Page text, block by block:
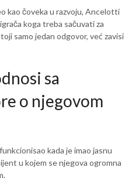
kao čoveka u razvoju, Ancelotti
koga treba sačuvati za
samo jedan odgovor, već zavisi
sa
o njegovom
kada je imao jasnu
u kojem se njegova ogromna